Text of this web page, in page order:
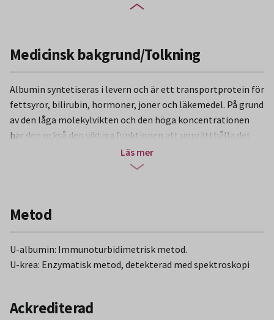
Medicinsk bakgrund/Tolkning
Albumin syntetiseras i levern och är ett transportprotein för
fettsyror, bilirubin, hormoner, joner och läkemedel. På grund
av den låga molekylvikten och den höga koncentrationen
har den också den viktiga funktionen att upprätthålla det
njurglomeruli, graden av permeabilitetsrubbning i dessa
glomeruli samt på albuminkoncentrationen i plasma.
fall med njursjukdom, hypertoni och diabetes.
albumin/kreatinin användas. Urinutsöndringen av albumin,
Läs mer
Metod
U-albumin: Immunoturbidimetrisk metod.
U-krea: Enzymatisk metod, detekterad med spektroskopi
Ackrediterad